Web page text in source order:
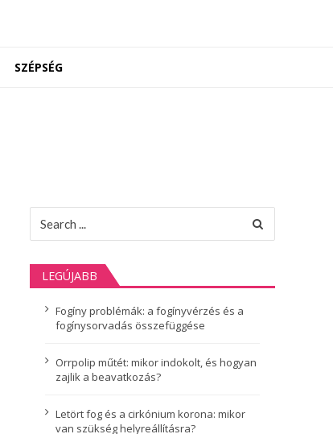
SZÉPSÉG
for:
LEGÚJABB
Fogíny problémák: a fogínyvérzés és a
fogínysorvadás összefüggése
Orrpolip műtét: mikor indokolt, és hogyan
zajlik a beavatkozás?
Letört fog és a cirkónium korona: mikor
van szükség helyreállításra?